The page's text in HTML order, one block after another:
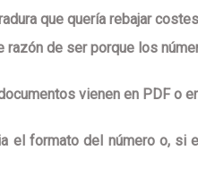
que quería rebajar
razón de ser porque los
vienen en PDF o
el formato del número o, si